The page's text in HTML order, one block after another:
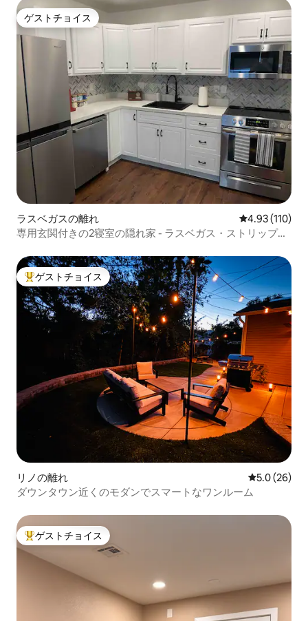
ゲストチョイス
ゲストチョイス
ラスベガスの離れ レビュー110
4.93 (110)
専用玄関付きの2寝室の隠れ家 - ラスベガス・ストリップ近
大好評のゲストチョイスです。
ゲストチョイス
リノの離れ レビュー26
5.0 (26)
ダウンタウン近くのモダンでスマートなワンルーム
大好評のゲストチョイスです。
ゲストチョイス